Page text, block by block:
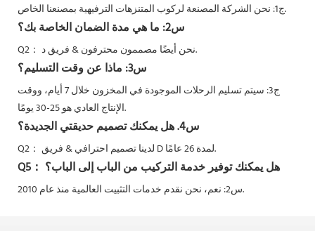
ج1: نحن الشركة المصنعة لركوب المتنزهات الترفيهية بمصنعنا الخاص.
س2: ما هي مدة الضمان الخاصة بك؟
Q2： نحن أيضًا مصممون محترفون & فريق د.
س3: ماذا عن وقت التسليم؟
ج3: سيتم تسليم الرحلات الموجودة في المخزون خلال 7 أيام، ووقت
الإنتاج العادي هو 25-30 يومًا.
س4. هل يمكنك تصميم حديقتي الجديدة؟
Q2： لدينا تصميم احترافي & فريق D لمدة 26 عامًا.
Q5： هل يمكنك توفير خدمة التركيب من الباب إلى الباب؟
س2: نعم،نحن نقدم خدمات التثبيت العالمية منذ عام 2010.